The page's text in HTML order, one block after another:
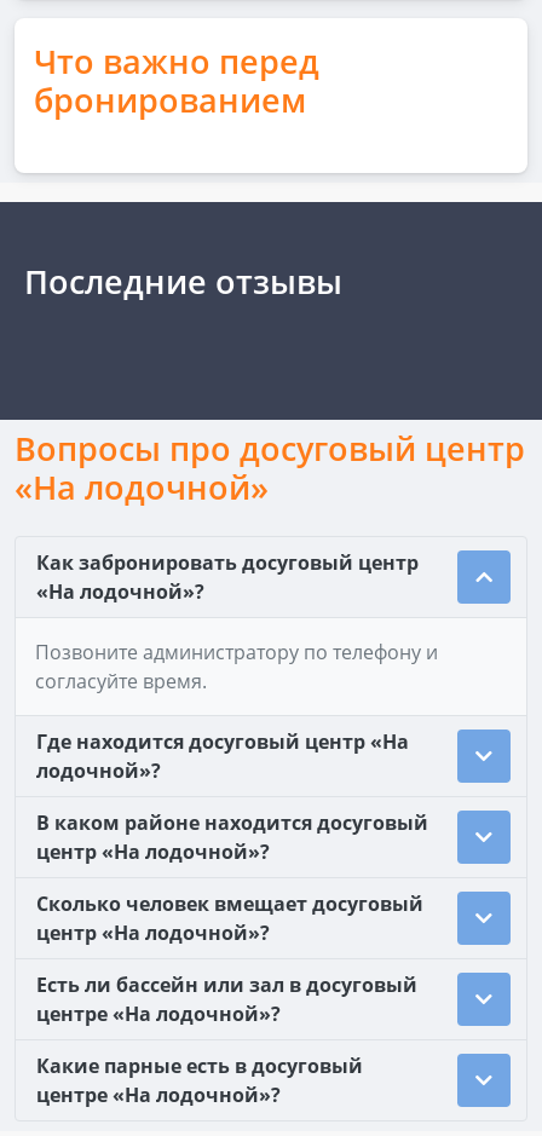
Что важно перед
бронированием
Последние отзывы
Вопросы про досуговый центр
«На лодочной»
Как забронировать досуговый центр
«На лодочной»?
Позвоните администратору по телефону и
согласуйте время.
Где находится досуговый центр «На
лодочной»?
В каком районе находится досуговый
центр «На лодочной»?
Сколько человек вмещает досуговый
центр «На лодочной»?
Есть ли бассейн или зал в досуговый
центре «На лодочной»?
Какие парные есть в досуговый
центре «На лодочной»?